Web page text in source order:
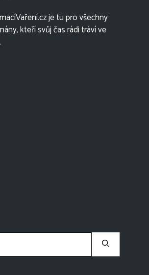
je tu pro všechny
kteří svůj čas rádi tráví ve